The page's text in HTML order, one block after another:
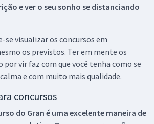
e ver o seu sonho se distanciando
se visualizar os concursos em
os previstos. Ter em mente os
por vir faz com que você tenha como se
e com muito mais qualidade.
concursos
do Gran é uma excelente maneira de